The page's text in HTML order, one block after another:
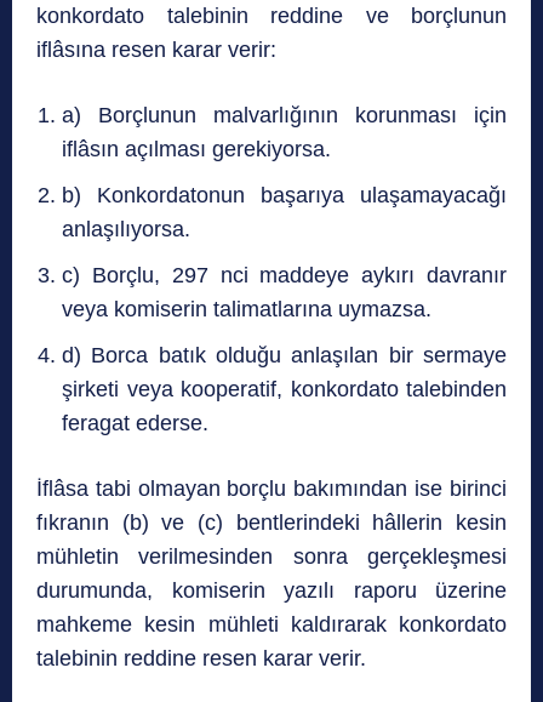
konkordato talebinin reddine ve borçlunun
iflâsına resen karar verir:
a) Borçlunun malvarlığının korunması için
iflâsın açılması gerekiyorsa.
b) Konkordatonun başarıya ulaşamayacağı
anlaşılıyorsa.
c) Borçlu, 297 nci maddeye aykırı davranır
veya komiserin talimatlarına uymazsa.
d) Borca batık olduğu anlaşılan bir sermaye
şirketi veya kooperatif, konkordato talebinden
feragat ederse.
İflâsa tabi olmayan borçlu bakımından ise birinci
fıkranın (b) ve (c) bentlerindeki hâllerin kesin
mühletin verilmesinden sonra gerçekleşmesi
durumunda, komiserin yazılı raporu üzerine
mahkeme kesin mühleti kaldırarak konkordato
talebinin reddine resen karar verir.